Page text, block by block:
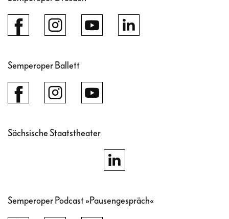
Semperoper Ballett
Sächsische Staatstheater
Semperoper Podcast »Pausengespräch«